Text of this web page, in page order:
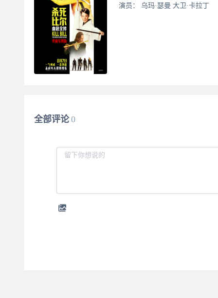
演员： 乌玛·瑟曼 大卫·卡拉丁
全部评论 0